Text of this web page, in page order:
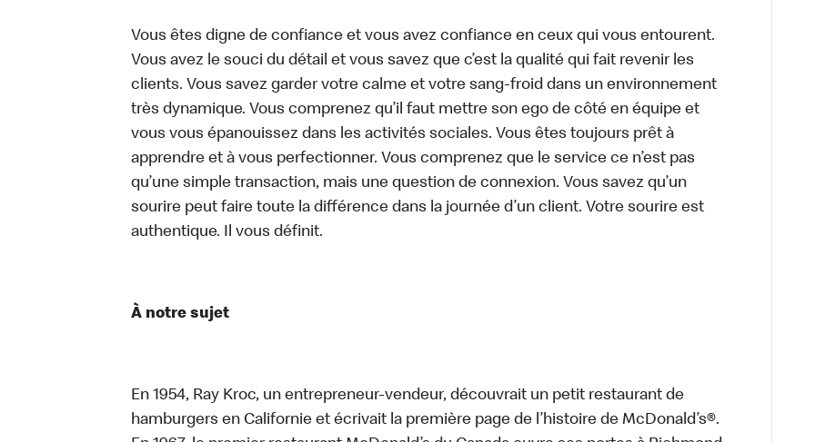
Vous êtes digne de confiance et vous avez confiance en ceux qui vous entourent.
Vous avez le souci du détail et vous savez que c’est la qualité qui fait revenir les
clients. Vous savez garder votre calme et votre sang-froid dans un environnement
très dynamique. Vous comprenez qu’il faut mettre son ego de côté en équipe et
vous vous épanouissez dans les activités sociales. Vous êtes toujours prêt à
apprendre et à vous perfectionner. Vous comprenez que le service ce n’est pas
qu’une simple transaction, mais une question de connexion. Vous savez qu’un
sourire peut faire toute la différence dans la journée d’un client. Votre sourire est
authentique. Il vous définit.
À notre sujet
En 1954, Ray Kroc, un entrepreneur-vendeur, découvrait un petit restaurant de
hamburgers en Californie et écrivait la première page de l’histoire de McDonald’s®.